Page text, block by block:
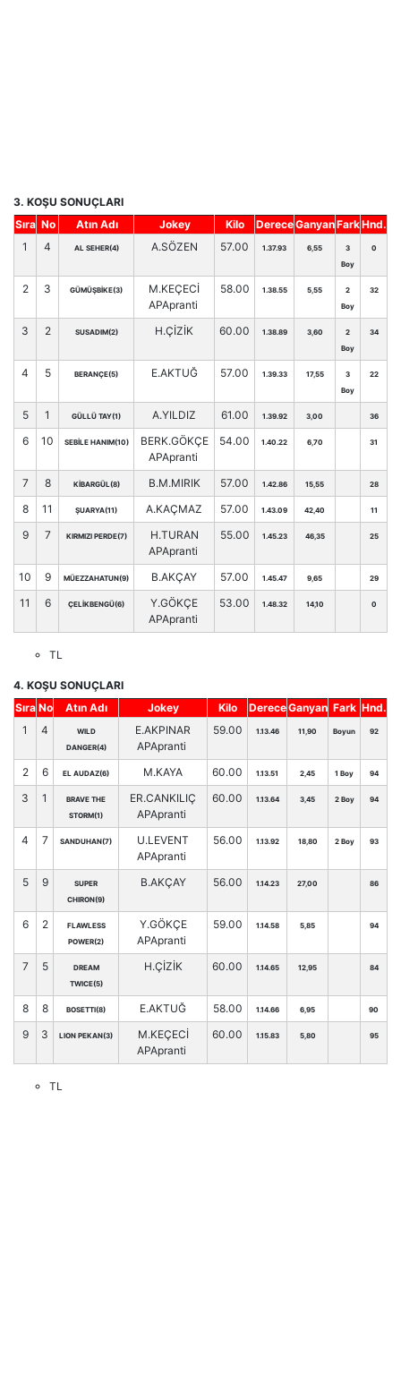
3. KOŞU SONUÇLARI
Sıra No Atın Adı Jokey Kilo DereceGanyanFarkHnd.
1
4 AL SEHER(4) A.SÖZEN 57.00 1.37.93 6,55
3
Boy
0
2 3 GÜMÜŞBİKE(3)
M.KEÇECİ
APApranti
58.00 1.38.55 5,55
2
Boy
32
3 2 SUSADIM(2) H.ÇİZİK 60.00 1.38.89 3,60
2
Boy
34
4 5 BERANÇE(5) E.AKTUĞ 57.00 1.39.33 17,55
3
Boy
22
5 1 GÜLLÜ TAY(1) A.YILDIZ 61.00 1.39.92 3,00 36
6 10 SEBİLE HANIM(10)
BERK.GÖKÇE
APApranti
54.00 1.40.22 6,70 31
7 8 KİBARGÜL(8) B.M.MIRIK 57.00 1.42.86 15,55 28
8 11 ŞUARYA(11) A.KAÇMAZ 57.00 1.43.09 42,40 11
9 7 KIRMIZI PERDE(7)
H.TURAN
APApranti
55.00 1.45.23 46,35 25
10 9 MÜEZZAHATUN(9) B.AKÇAY 57.00 1.45.47 9,65 29
11 6 ÇELİKBENGÜ(6)
Y.GÖKÇE
APApranti
53.00 1.48.32 14,10 0
TL
4. KOŞU SONUÇLARI
Sıra No Atın Adı Jokey Kilo DereceGanyan Fark Hnd.
1
4
WILD
DANGER(4)
E.AKPINAR
APApranti
59.00 1.13.46 11,90 Boyun 92
2 6 EL AUDAZ(6) M.KAYA 60.00 1.13.51 2,45 1 Boy 94
3 1
BRAVE THE
STORM(1)
ER.CANKILIÇ
APApranti
60.00 1.13.64 3,45 2 Boy 94
4 7 SANDUHAN(7)
U.LEVENT
APApranti
56.00 1.13.92 18,80 2 Boy 93
5 9
SUPER
CHIRON(9)
B.AKÇAY 56.00 1.14.23 27,00 86
6 2
FLAWLESS
POWER(2)
Y.GÖKÇE
APApranti
59.00 1.14.58 5,85 94
7 5
DREAM
TWICE(5)
H.ÇİZİK 60.00 1.14.65 12,95 84
8 8 BOSETTI(8) E.AKTUĞ 58.00 1.14.66 6,95 90
9 3 LION PEKAN(3)
M.KEÇECİ
APApranti
60.00 1.15.83 5,80 95
TL